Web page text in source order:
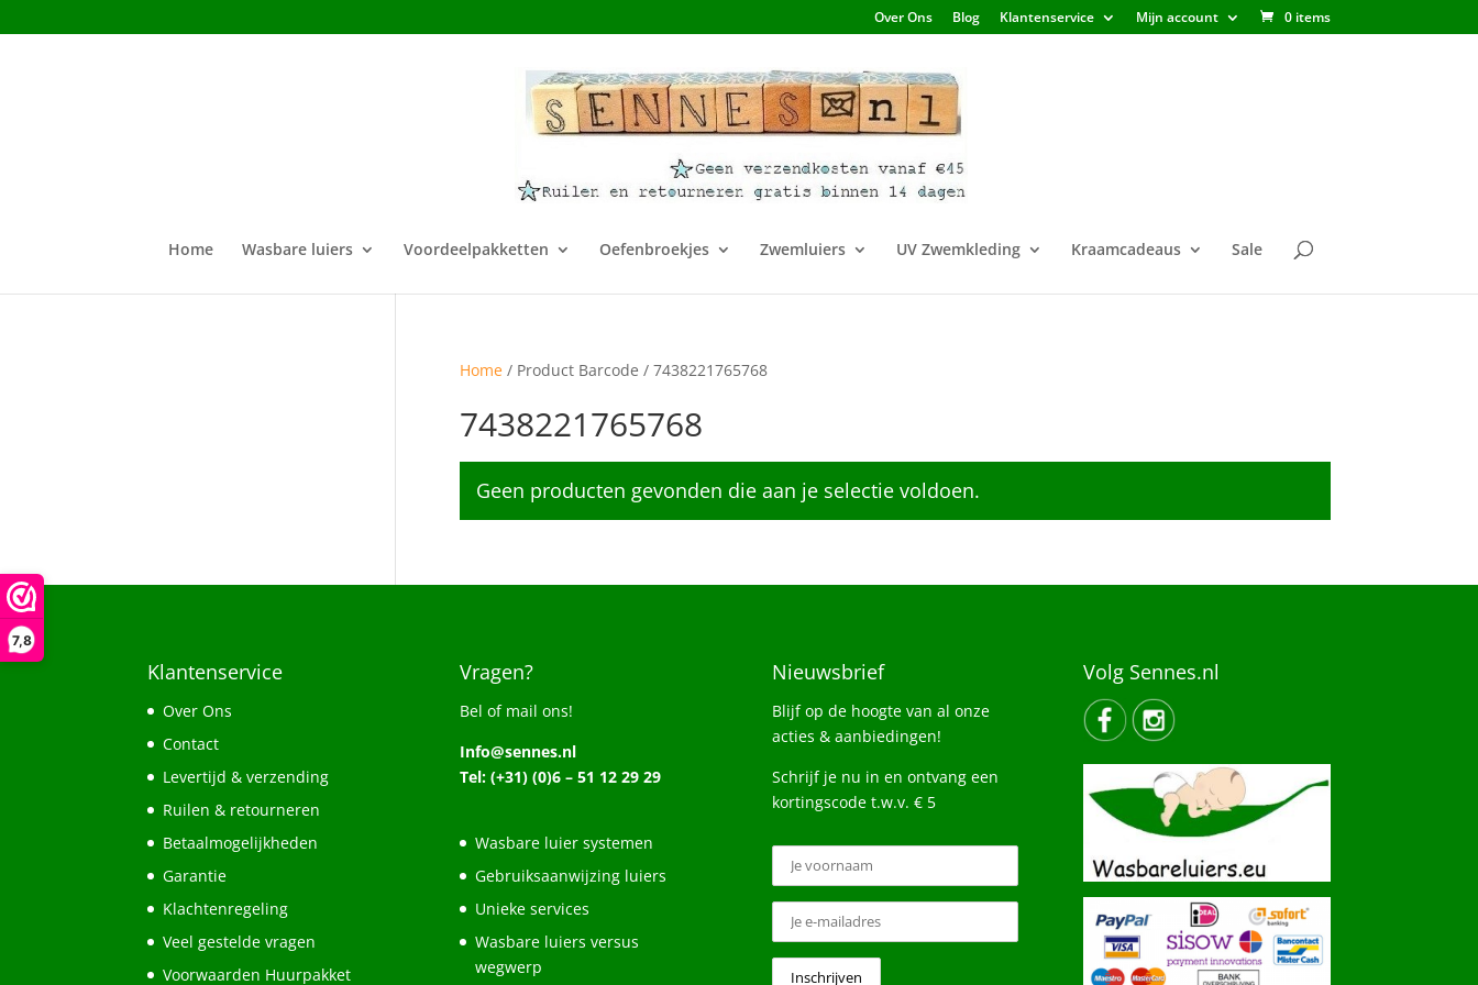
7,8
Over Ons Blog Klantenservice Mijn account 0 items
Home Wasbare luiers Voordeelpakketten Oefenbroekjes Zwemluiers UV Zwemkleding Kraamcadeaus Sale
Home/ Product Barcode / 7438221765768
7438221765768
Geen producten gevonden die aan je selectie voldoen.
Klantenservice
Over Ons
Contact
Levertijd & verzending
Ruilen & retourneren
Betaalmogelijkheden
Garantie
Klachtenregeling
Veel gestelde vragen
Voorwaarden Huurpakket
Vragen?
Bel of mail ons!
Info@sennes.nl
Tel: (+31) (0)6 – 51 12 29 29
Wasbare luier systemen
Gebruiksaanwijzing luiers
Unieke services
Wasbare luiers versus
wegwerp
Nieuwsbrief
Blijf op de hoogte van al onze
acties & aanbiedingen!
Schrijf je nu in en ontvang een
kortingscode t.w.v. € 5
Volg Sennes.nl